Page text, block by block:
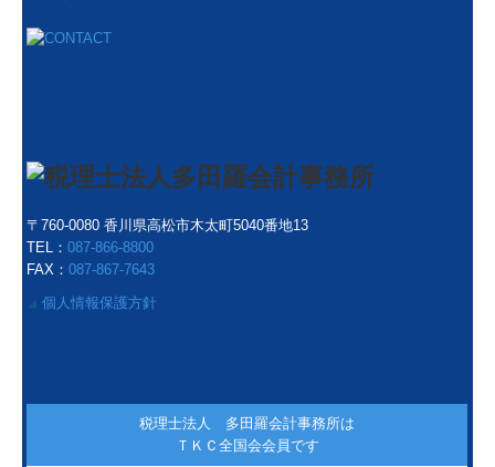
〒760-0080 香川県高松市木太町5040番地13
TEL：087-866-8800
FAX：087-867-7643
個人情報保護方針
税理士法人 多田羅会計事務所は
ＴＫＣ全国会会員です